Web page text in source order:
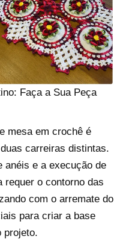
Faça a Sua Peça
mesa em crochê é
carreiras distintas.
anéis e a execução de
requer o contorno das
com o arremate do
para criar a base
projeto.